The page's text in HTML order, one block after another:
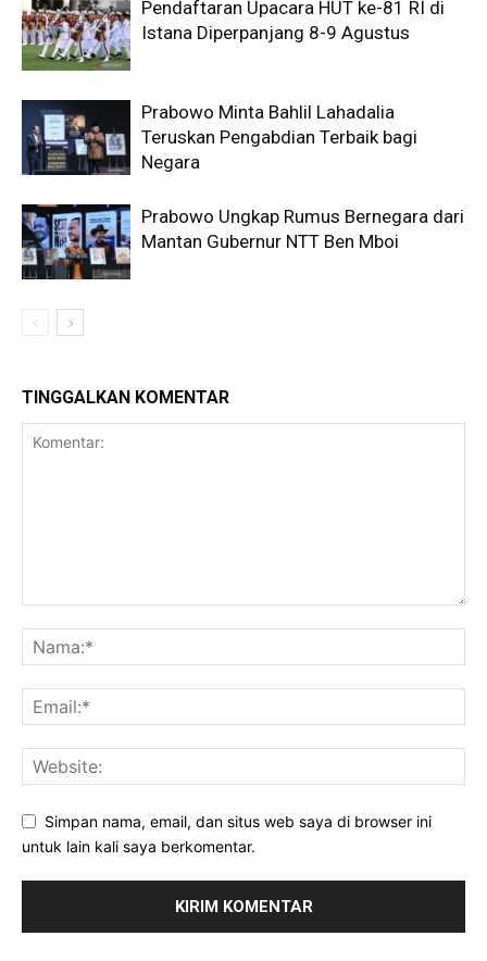
Pendaftaran Upacara HUT ke-81 RI di
Istana Diperpanjang 8-9 Agustus
Prabowo Minta Bahlil Lahadalia
Teruskan Pengabdian Terbaik bagi
Negara
Prabowo Ungkap Rumus Bernegara dari
Mantan Gubernur NTT Ben Mboi
TINGGALKAN KOMENTAR
Simpan nama, email, dan situs web saya di browser ini
untuk lain kali saya berkomentar.